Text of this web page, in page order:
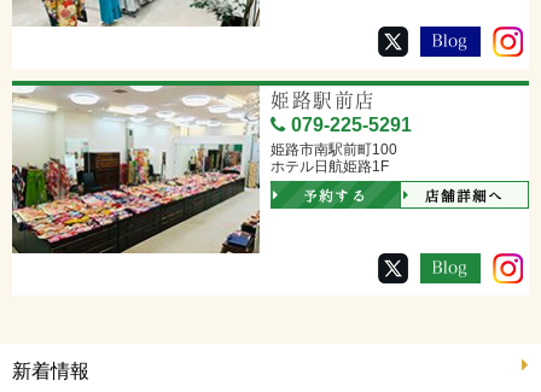
姫路駅前店
079-225-5291
姫路市南駅前町100
ホテル日航姫路1F
予約する 店舗詳細へ
新着情報